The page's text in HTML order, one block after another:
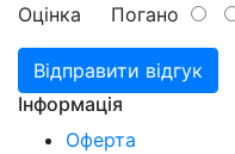
Оцінка Погано
Відправити відгук
Інформація
Оферта